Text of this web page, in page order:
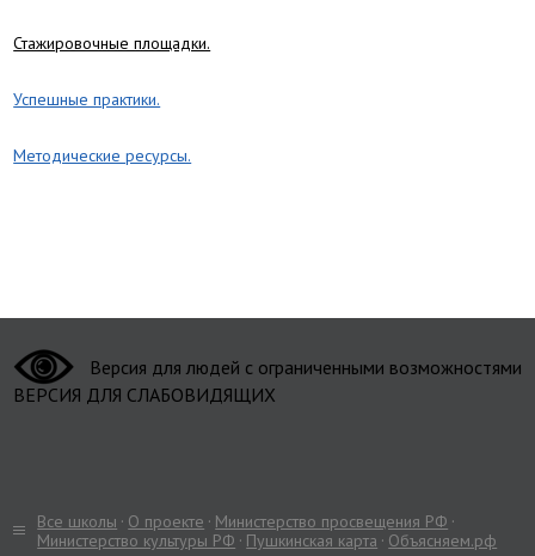
Стажировочные площадки.
Успешные практики.
Методические ресурсы.
Версия для людей с ограниченными возможностями
ВЕРСИЯ ДЛЯ СЛАБОВИДЯЩИХ
Все школы О проекте
Министерство просвещения РФ
Министерство культуры РФ
Пушкинская карта Объясняем.рф